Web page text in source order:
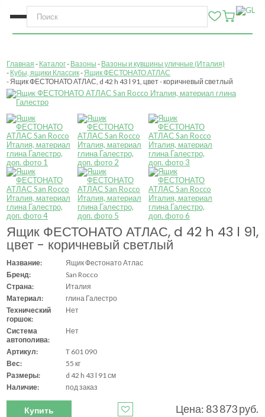
Главная Каталог Вазоны
Вазоны и кувшины уличные (Италия)
Кубы, ящики Классик Ящик ФЕСТОНАТО АТЛАС
Ящик ФЕСТОНАТО АТЛАС, d 42 h 43 l 91, цвет - коричневый светлый
Ящик ФЕСТОНАТО АТЛАС, d 42 h 43 l 91,
цвет - коричневый светлый
Название:
Ящик Фестонато Атлас
Бренд:
San Rocco
Страна:
Италия
Материал:
глина Галестро
Технический
горшок:
Нет
Система
автополива:
Нет
Артикул:
T 601 090
Вес:
55 кг
Размеры:
d 42 h 43 l 91 см
Наличие:
под заказ
Купить Цена: 83 873 руб.